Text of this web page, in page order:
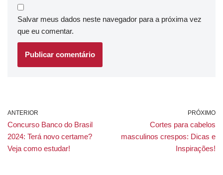
Salvar meus dados neste navegador para a próxima vez
que eu comentar.
ANTERIOR
Concurso Banco do Brasil
2024: Terá novo certame?
Veja como estudar!
PRÓXIMO
Cortes para cabelos
masculinos crespos: Dicas e
Inspirações!